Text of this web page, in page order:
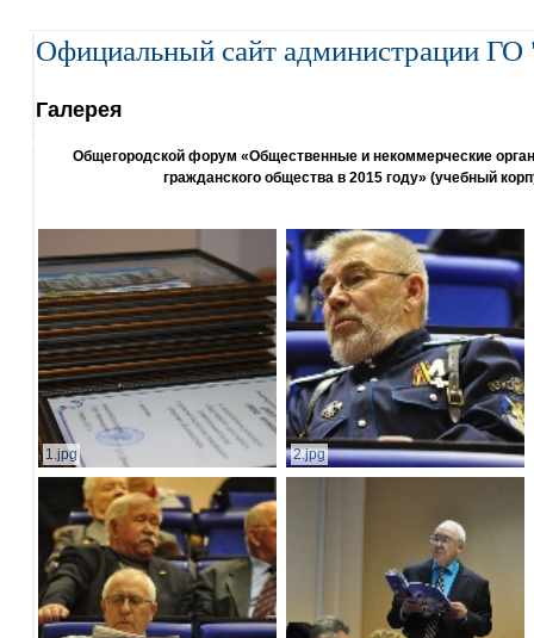
Официальный сайт администрации ГО
Галерея
Общегородской форум «Общественные и некоммерческие
гражданского общества в 2015 году» (учебный
1.jpg 2.jpg